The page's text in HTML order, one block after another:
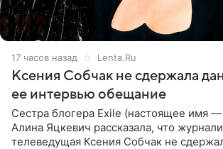
17 часов назад Lenta.Ru
Ксения Собчак не сдержала
ее интервью обещание
Сестра блогера Exile (настоящее имя
Алина Яцкевич рассказала, что
телеведущая Ксения Собчак не